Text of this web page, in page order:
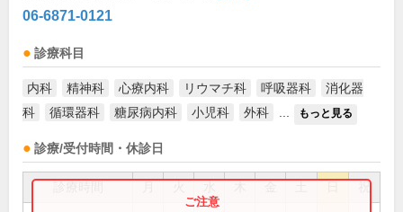
06-6871-0121
診療科目
内科 精神科 心療内科 リウマチ科 呼吸器科
消化器
科
循環器科 糖尿病内科 小児科 外科 もっと見る
診療/受付時間・休診日
祝